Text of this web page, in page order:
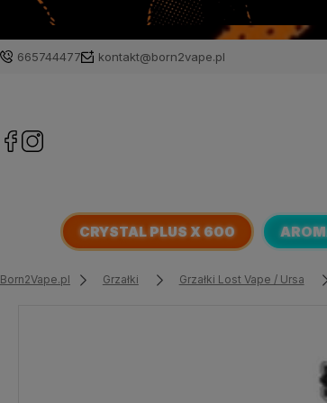
665744477 kontakt@born2vape.pl
CRYSTAL PLUS X 600
Born2Vape.pl Grzałki Grzałki Lost Vape / Ursa